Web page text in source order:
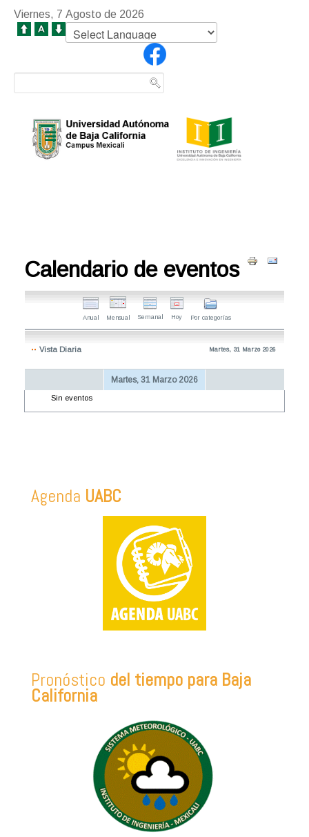
Viernes, 7 Agosto de 2026
Calendario de eventos
Anual Mensual Semanal Hoy Por categorías
Vista Diaria Martes, 31 Marzo 2026
Martes, 31 Marzo 2026
Sin eventos
Agenda UABC
Pronóstico del tiempo para Baja
California